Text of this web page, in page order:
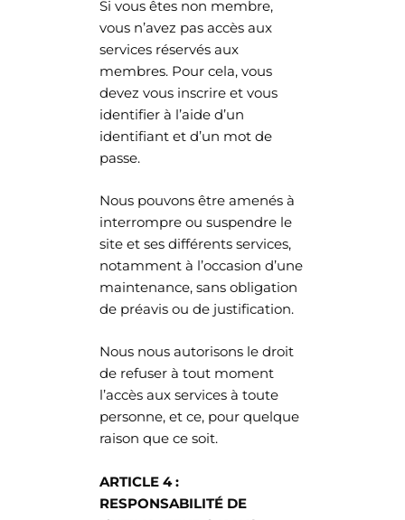
Si vous êtes non membre,
vous n’avez pas accès aux
services réservés aux
membres. Pour cela, vous
devez vous inscrire et vous
identifier à l’aide d’un
identifiant et d’un mot de
passe.
Nous pouvons être amenés à
interrompre ou suspendre le
site et ses différents services,
notamment à l’occasion d’une
maintenance, sans obligation
de préavis ou de justification.
Nous nous autorisons le droit
de refuser à tout moment
l’accès aux services à toute
personne, et ce, pour quelque
raison que ce soit.
ARTICLE 4 :
RESPONSABILITÉ DE